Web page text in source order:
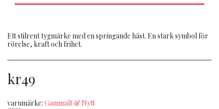
Ett stilrent tygmärke med en springande häst. En stark symbol för
rörelse, kraft och frihet.
kr49
varumärke: Gammalt & Nytt